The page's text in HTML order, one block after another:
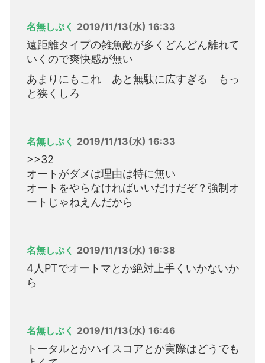
名無しぷく 2019/11/13(水) 16:33
遠距離タイプの雑魚敵が多くどんどん離れて
いくので爽快感が無い
あまりにもこれ あと無駄に広すぎる もっ
と狭くしろ
名無しぷく 2019/11/13(水) 16:33
>>32
オートがダメは理由は特に無い
オートをやらなければいいだけだぞ？強制オ
ートじゃねえんだから
名無しぷく 2019/11/13(水) 16:38
4人PTでオートマとか絶対上手くいかないか
ら
名無しぷく 2019/11/13(水) 16:46
トータルとかハイスコアとか実際はどうでも